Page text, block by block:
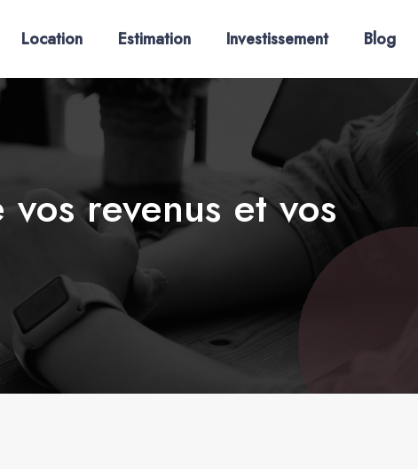
Location Estimation Investissement Blog
revenus et vos